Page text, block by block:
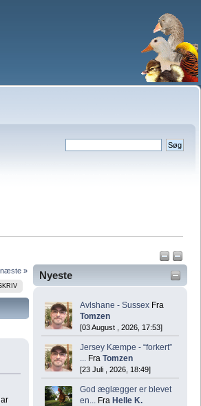
Nyeste
Avlshane - Sussex Fra
Tomzen
[03 August , 2026, 17:53]
Jersey Kæmpe - “forkert”
... Fra Tomzen
[23 Juli , 2026, 18:49]
God æglægger er blevet
en... Fra Helle K.
næste »